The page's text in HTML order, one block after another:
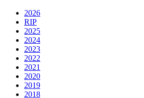
2026
RIP
2025
2024
2023
2022
2021
2020
2019
2018